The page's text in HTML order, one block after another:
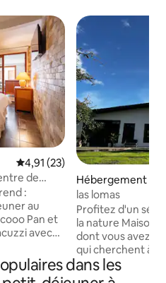
Évaluation moyenne sur la
4,91 (23)
de
:
au
Pan et
avec
personnes.
Hébergement ⋅
las lomas
Profitez d'un
la nature Maison indépendante a tout ce
dont vous avez
qui cherchent à
ou simplement à
Commodités de
dans les